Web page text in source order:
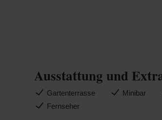
Ausstattung und
Gartenterrasse Minibar
Fernseher